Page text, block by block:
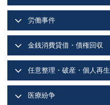
労働事件
金銭消費貸借・債権回収
任意整理・破産・個人再生
医療紛争